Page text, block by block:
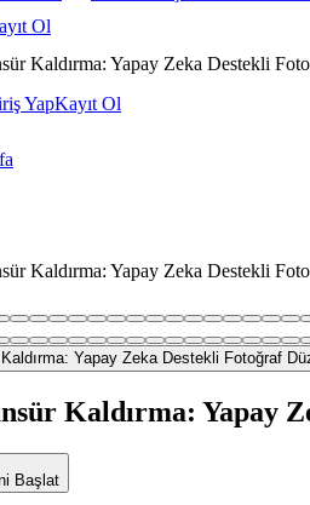
Ol
Kaldırma: Yapay Zeka Destekli
YapKayıt Ol
Kaldırma: Yapay Zeka Destekli
Kaldırma: Yapay
Başlat